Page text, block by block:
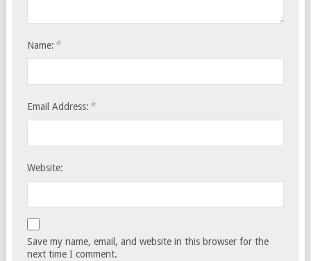
Name: *
Email Address: *
Website:
Save my name, email, and website in this browser for the
next time I comment.